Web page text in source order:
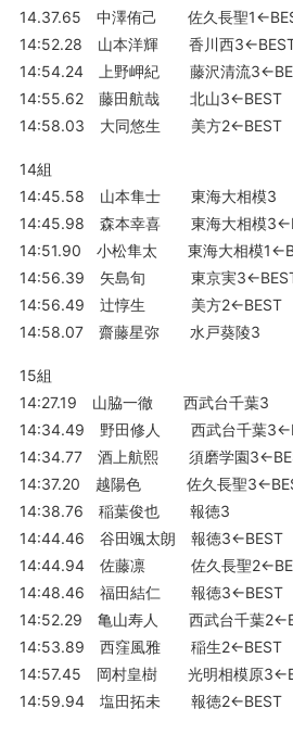
14.37.65 中澤侑己 佐久長聖
14:52.28 山本洋輝 香川西
14:54.24 上野岬紀 藤沢清流
14:55.62 藤田航哉 北山3←BEST
14:58.03 大同悠生 美方2←BEST
14組
14:45.58 山本隼士 東海大相模3
14:45.98 森本幸喜 東海大相模
14:51.90 小松隼太 東海大相模
14:56.39 矢島旬 東京実
14:56.49 辻惇生 美方2←BEST
14:58.07 齋藤星弥 水戸葵陵3
15組
14:27.19 山脇一徹 西武台千葉3
14:34.49 野田修人 西武台千葉
14:34.77 酒上航熙 須磨学園
14:37.20 越陽色 佐久長聖
14:38.76 稲葉俊也 報徳3
14:44.46 谷田颯太朗 報徳3←BEST
14:44.94 佐藤凛 佐久長聖
14:48.46 福田結仁 報徳3←BEST
14:52.29 亀山寿人 西武台千葉
14:53.89 西窪風雅 稲生2←BEST
14:57.45 岡村皇樹 光明相模原
14:59.94 塩田拓未 報徳2←BEST